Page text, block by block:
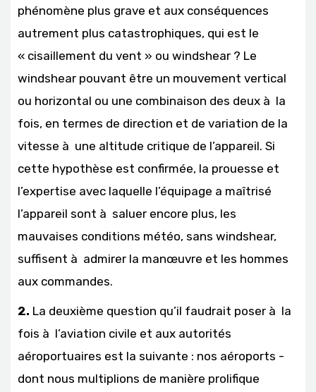
phénomène plus grave et aux conséquences
autrement plus catastrophiques, qui est le
« cisaillement du vent » ou windshear ? Le
windshear pouvant être un mouvement vertical
ou horizontal ou une combinaison des deux à la
fois, en termes de direction et de variation de la
vitesse à une altitude critique de l’appareil. Si
cette hypothèse est confirmée, la prouesse et
l’expertise avec laquelle l’équipage a maîtrisé
l’appareil sont à saluer encore plus, les
mauvaises conditions météo, sans windshear,
suffisent à admirer la manœuvre et les hommes
aux commandes.
2. La deuxième question qu’il faudrait poser à la
fois à l’aviation civile et aux autorités
aéroportuaires est la suivante : nos aéroports -
dont nous multiplions de manière prolifique